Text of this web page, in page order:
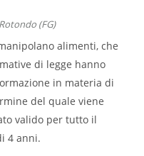
(FG)
alimenti, che
di legge hanno
in materia di
del quale viene
valido per tutto il
4 anni.